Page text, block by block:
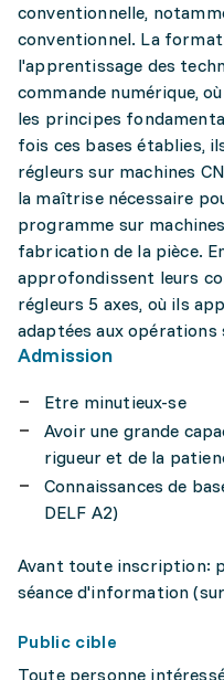
conventionnelle,
conventionnel. La
l'apprentissage des
commande numérique,
les principes
fois ces bases établies,
régleurs sur machines
la maîtrise nécessaire
programme sur machines
fabrication de la pièce.
approfondissent leurs
régleurs 5 axes, où ils
adaptées aux opérations
Admission
Etre minutieux-se
Avoir une grande
rigueur et de la
Connaissances de
DELF A2)
Avant toute inscription:
séance d'information
Public cible
Toute personne